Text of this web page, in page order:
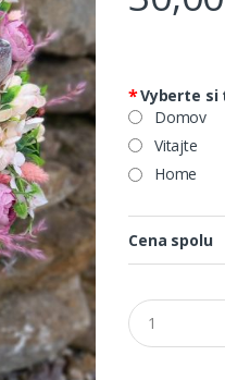
*Vyberte si
Domov
Vitajte
Home
Cena spolu
Q
u
a